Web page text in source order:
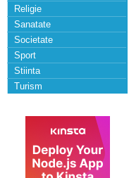
Religie
Sanatate
Societate
Sport
Stiinta
Turism